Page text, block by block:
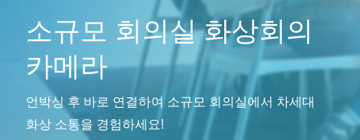
소규모 회의실 화상회의
카메라
언박싱 후 바로 연결하여 소규모 회의실에서 차세대
화상 소통을 경험하세요!